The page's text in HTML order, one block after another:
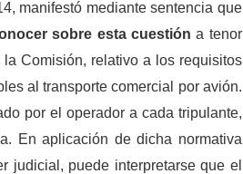
manifestó mediante sentencia que
sobre esta cuestión a tenor
Comisión, relativo a los requisitos
al transporte comercial por avión.
por el operador a cada tripulante,
En aplicación de dicha normativa
judicial, puede interpretarse que el